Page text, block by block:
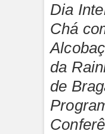
Dia
Chá
da
de